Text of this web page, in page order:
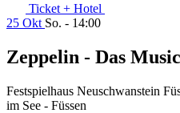
Ticket + Hotel
25 Okt So. - 14:00
Zeppelin - Das
Festspielhaus Neuschwanstein
im See - Füssen